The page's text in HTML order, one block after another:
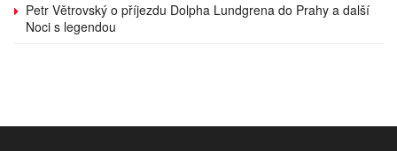
Petr Větrovský o příjezdu Dolpha Lundgrena do Prahy a další
Noci s legendou